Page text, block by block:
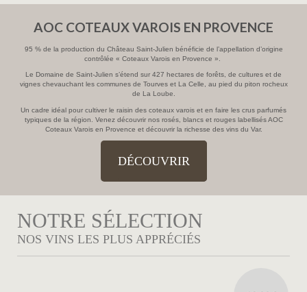
AOC COTEAUX VAROIS EN PROVENCE
95 % de la production du Château Saint-Julien bénéficie de l’appellation d’origine
contrôlée « Coteaux Varois en Provence ».
Le Domaine de Saint-Julien s’étend sur 427 hectares de forêts, de cultures et de
vignes chevauchant les communes de Tourves et La Celle, au pied du piton rocheux
de La Loube.
Un cadre idéal pour cultiver le raisin des coteaux varois et en faire les crus parfumés
typiques de la région. Venez découvrir nos rosés, blancs et rouges labellisés AOC
Coteaux Varois en Provence et découvrir la richesse des vins du Var.
DÉCOUVRIR
NOTRE SÉLECTION
NOS VINS LES PLUS APPRÉCIÉS